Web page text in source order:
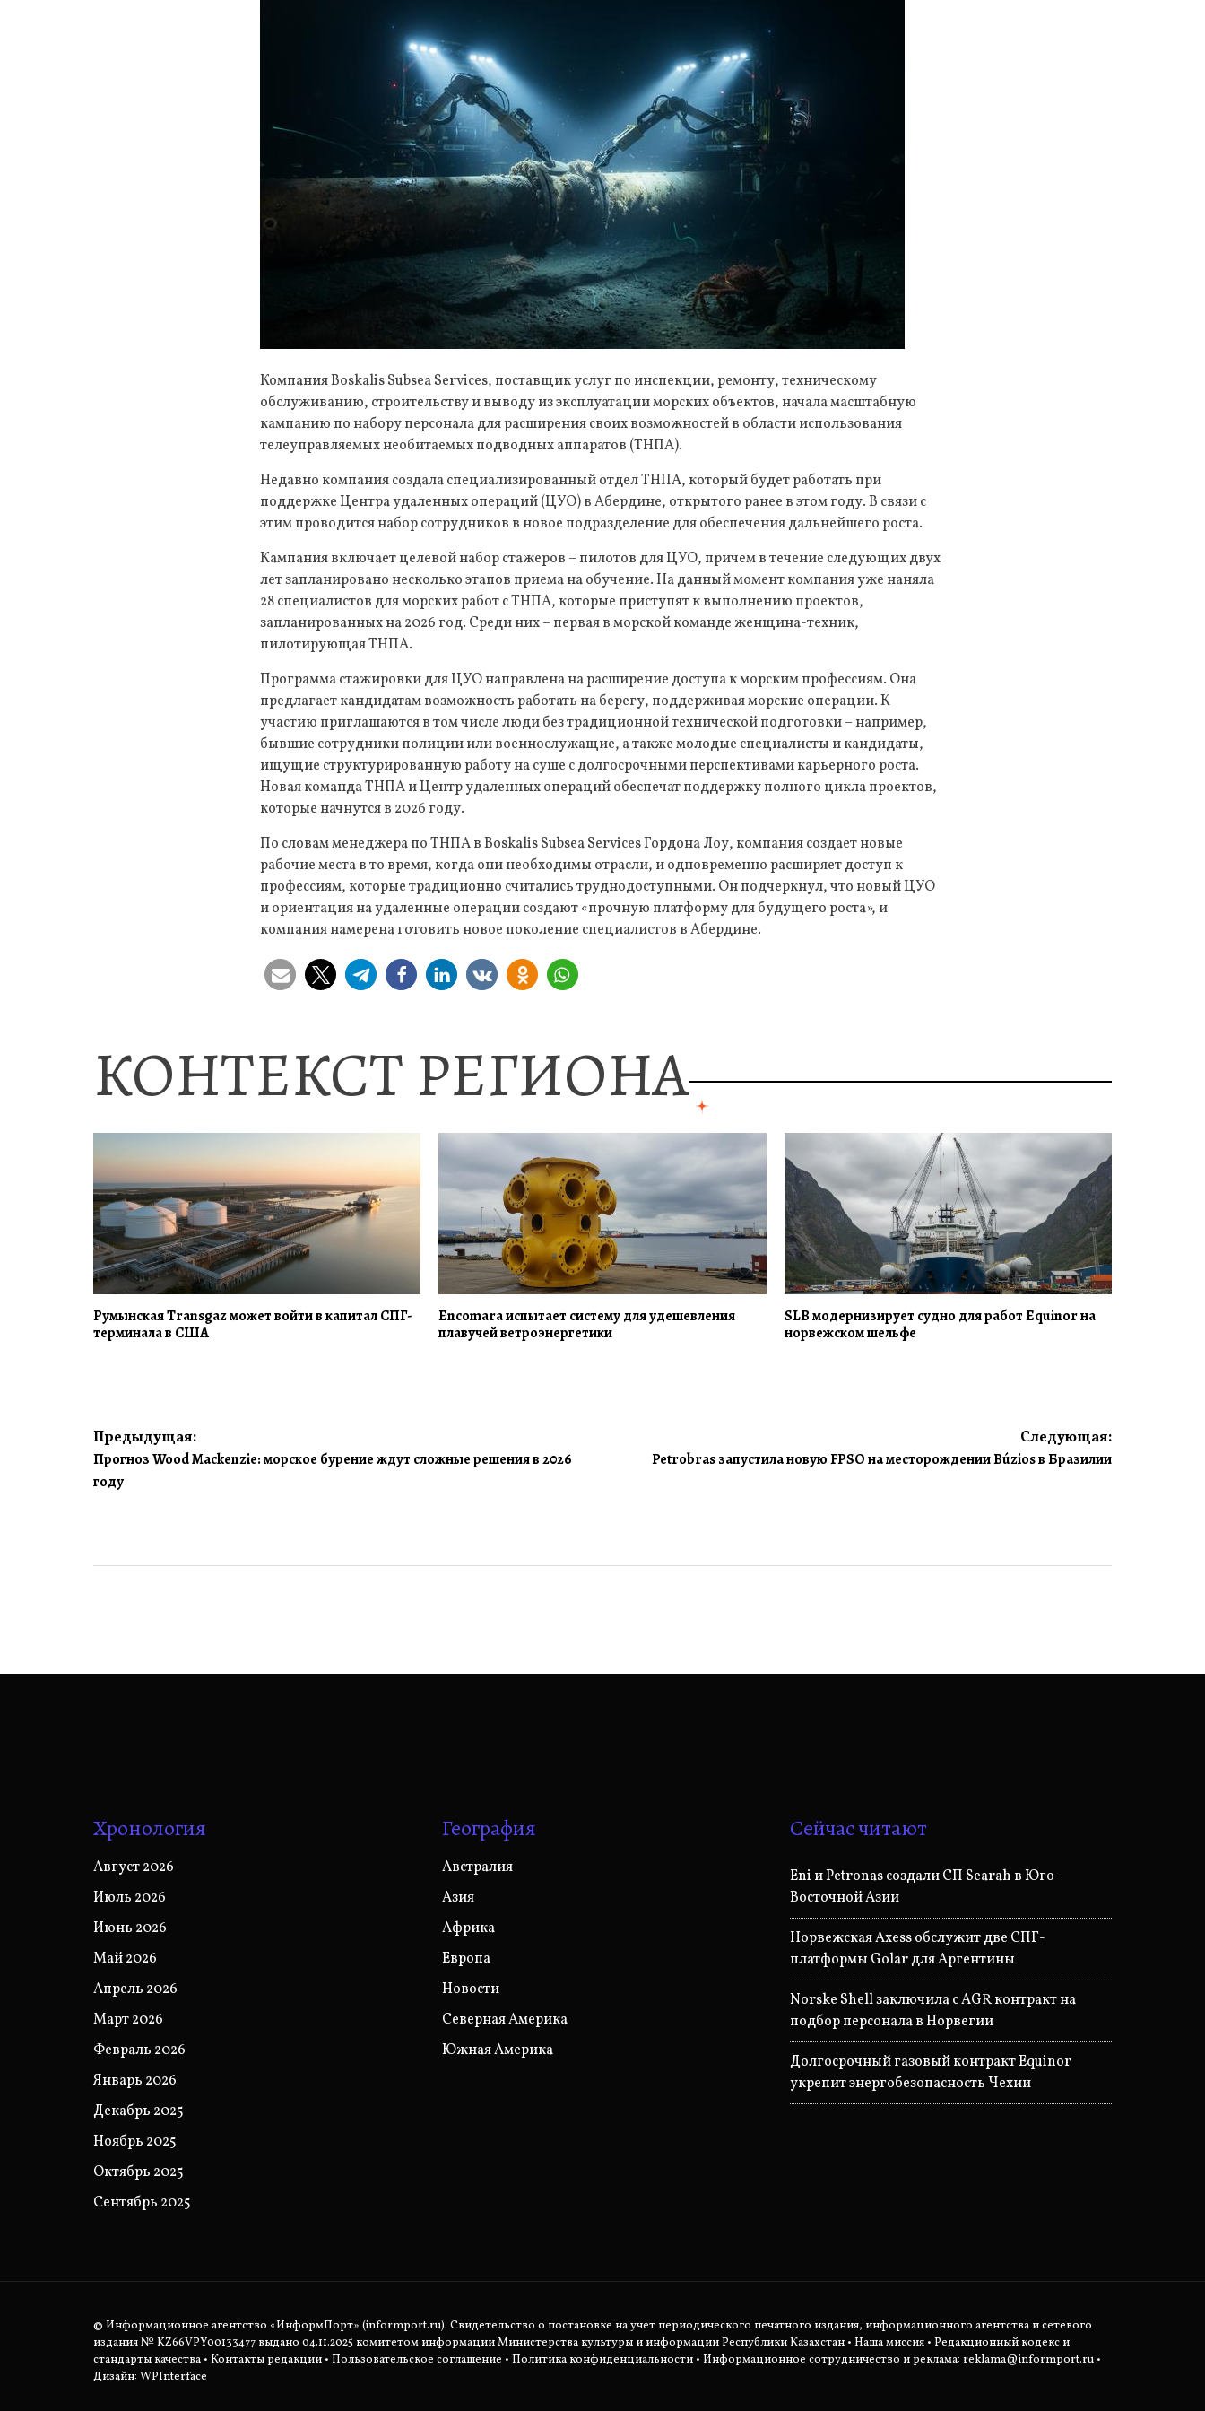
Компания Boskalis Subsea Services, поставщик услуг по инспекции, ремонту, техническому
обслуживанию, строительству и выводу из эксплуатации морских объектов, начала масштабную
кампанию по набору персонала для расширения своих возможностей в области использования
телеуправляемых необитаемых подводных аппаратов (ТНПА).
Недавно компания создала специализированный отдел ТНПА, который будет работать при
поддержке Центра удаленных операций (ЦУО) в Абердине, открытого ранее в этом году. В связи с
этим проводится набор сотрудников в новое подразделение для обеспечения дальнейшего роста.
Кампания включает целевой набор стажеров – пилотов для ЦУО, причем в течение следующих двух
лет запланировано несколько этапов приема на обучение. На данный момент компания уже наняла
28 специалистов для морских работ с ТНПА, которые приступят к выполнению проектов,
запланированных на 2026 год. Среди них – первая в морской команде женщина-техник,
пилотирующая ТНПА.
Программа стажировки для ЦУО направлена на расширение доступа к морским профессиям. Она
предлагает кандидатам возможность работать на берегу, поддерживая морские операции. К
участию приглашаются в том числе люди без традиционной технической подготовки – например,
бывшие сотрудники полиции или военнослужащие, а также молодые специалисты и кандидаты,
ищущие структурированную работу на суше с долгосрочными перспективами карьерного роста.
Новая команда ТНПА и Центр удаленных операций обеспечат поддержку полного цикла проектов,
которые начнутся в 2026 году.
По словам менеджера по ТНПА в Boskalis Subsea Services Гордона Лоу, компания создает новые
рабочие места в то время, когда они необходимы отрасли, и одновременно расширяет доступ к
профессиям, которые традиционно считались труднодоступными. Он подчеркнул, что новый ЦУО
и ориентация на удаленные операции создают «прочную платформу для будущего роста», и
компания намерена готовить новое поколение специалистов в Абердине.
КОНТЕКСТ РЕГИОНА
Румынская Transgaz может войти в капитал СПГ-
терминала в США
Encomara испытает систему для удешевления
плавучей ветроэнергетики
SLB модернизирует судно для работ Equinor на
норвежском шельфе
Навигация
по
Предыдущая:
Прогноз Wood Mackenzie: морское бурение ждут сложные решения в 2026
году
Следующая:
Petrobras запустила новую FPSO на месторождении Búzios в Бразилии
Хронология
Август 2026
Июль 2026
Июнь 2026
Май 2026
Апрель 2026
Март 2026
Февраль 2026
Январь 2026
Декабрь 2025
Ноябрь 2025
Октябрь 2025
Сентябрь 2025
География
Австралия
Азия
Африка
Европа
Новости
Северная Америка
Южная Америка
Сейчас читают
Eni и Petronas создали СП Searah в Юго-
Восточной Азии
Норвежская Axess обслужит две СПГ-
платформы Golar для Аргентины
Norske Shell заключила с AGR контракт на
подбор персонала в Норвегии
Долгосрочный газовый контракт Equinor
укрепит энергобезопасность Чехии
© Информационное агентство «ИнформПорт» (informport.ru). Свидетельство о постановке на учет периодического печатного издания, информационного агентства и сетевого
издания № KZ66VPY00133477 выдано 04.11.2025 комитетом информации Министерства культуры и информации Республики Казахстан •Наша миссия •Редакционный кодекс и
стандарты качества •Контакты редакции •Пользовательское соглашение •Политика конфиденциальности • Информационное сотрудничество и реклама:reklama@informport.ru •
Дизайн: WPInterface